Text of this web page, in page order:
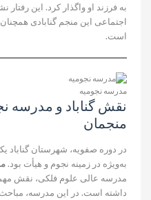
به فرزند او واگذار کرد. این
اجتماعی این منجم گنابادی
است.
مدرسه نجومیه
نقش گناباد و مدرسه
منجمان
در دوره صفویه، شهرستان گناباد
به‌ویژه در زمینه نجوم و هیأت بود.
مدرسه عالی علوم فلکی، نقش
داشته است. در این مدرسه،